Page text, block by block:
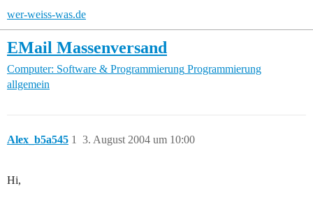
wer-weiss-was.de
EMail Massenversand
Computer: Software & Programmierung Programmierung
allgemein
Alex_b5a545 3. August 2004 um 10:00
1
Hi,